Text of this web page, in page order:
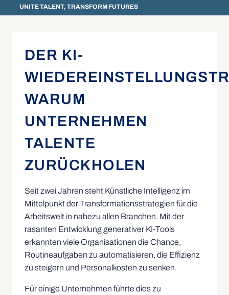
UNITE TALENT, TRANSFORM FUTURES
DER KI-
WARUM
UNTERNEHMEN
TALENTE
ZURÜCKHOLEN
Seit zwei Jahren steht Künstliche Intelligenz im
Mittelpunkt der Transformationsstrategien für die
Arbeitswelt in nahezu allen Branchen. Mit der
rasanten Entwicklung generativer KI-Tools
erkannten viele Organisationen die Chance,
Routineaufgaben zu automatisieren, die Effizienz
zu steigern und Personalkosten zu senken.
Für einige Unternehmen führte dies zu